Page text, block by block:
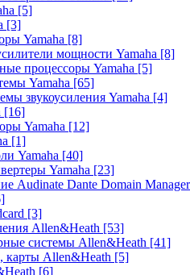
[5]
[3]
Yamaha [8]
мощности Yamaha [8]
процессоры Yamaha [5]
Yamaha [65]
звукоусиления Yamaha [4]
[16]
Yamaha [12]
[1]
Yamaha [40]
Yamaha [23]
Audinate Dante Domain Manager
[3]
Allen&Heath [53]
системы Allen&Heath [41]
карты Allen&Heath [5]
[6]